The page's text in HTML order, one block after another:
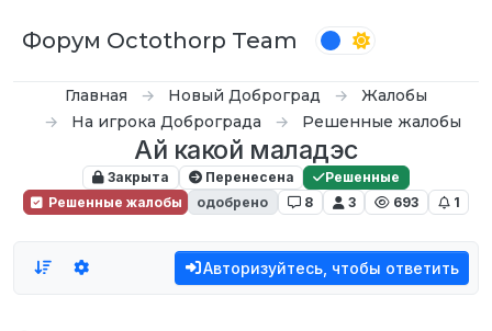
Форум Octothorp Team
Главная Новый Доброград
Жалобы
На игрока Доброграда
Решенные жалобы
Ай какой маладэс
Закрыта Перенесена
Решенные
Решенные жалобы
одобрено 8 3 693 1
Авторизуйтесь, чтобы ответить